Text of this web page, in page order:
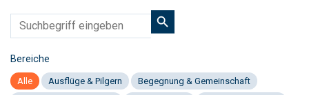
Bereiche
Alle Ausflüge & Pilgern
Begegnung & Gemeinschaft